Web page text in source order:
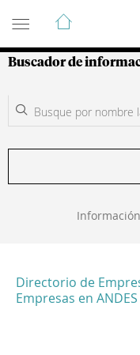
Guía de
Buscador de
Directorio de
Empresas en ANDES